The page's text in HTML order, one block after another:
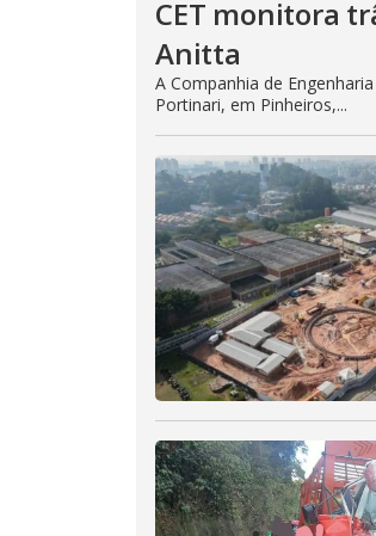
CET monitora
Anitta
A Companhia de
Portinari, em Pinheiros,...